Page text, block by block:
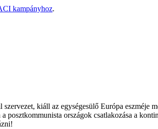
kampányhoz.
kiáll az egységesülő Európa eszméje
országok csatlakozása a